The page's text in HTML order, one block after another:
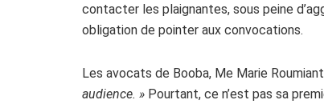
contacter les plaignantes, sous peine
obligation de pointer aux convocations.
Les avocats de Booba, Me Marie
audience. » Pourtant, ce n’est pas sa